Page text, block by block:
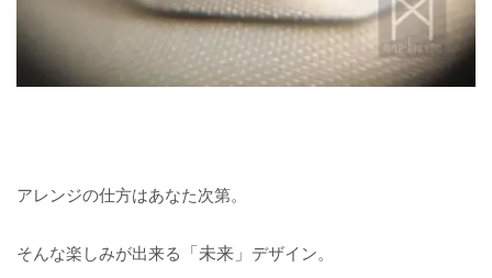
アレンジの仕方はあなた次第。
そんな楽しみが出来る 「未来」 デザイン。